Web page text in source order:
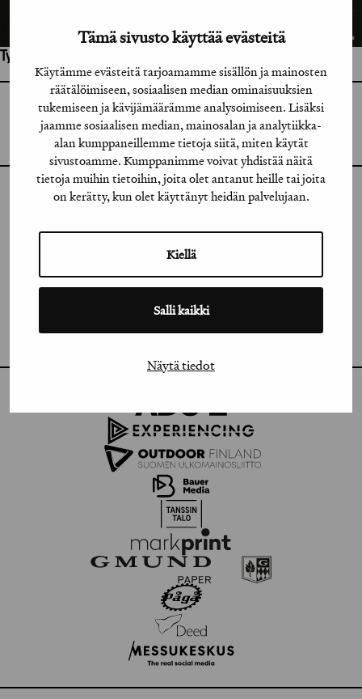
Tämä sivusto käyttää evästeitä
Käytämme evästeitä tarjoamamme sisällön ja mainosten
räätälöimiseen, sosiaalisen median ominaisuuksien
tukemiseen ja kävijämäärämme analysoimiseen. Lisäksi
jaamme sosiaalisen median, mainosalan ja analytiikka-
alan kumppaneillemme tietoja siitä, miten käytät
sivustoamme. Kumppanimme voivat yhdistää näitä
tietoja muihin tietoihin, joita olet antanut heille tai joita
on kerätty, kun olet käyttänyt heidän palvelujaan.
Kiellä
Salli kaikki
Näytä tiedot
Työhön osallistuneet henkilöt / tahot:
GRAFIA RY
UUDENMAANKATU 11 B 9,
00120 HELSINKI
INSTAGRAM
LINKEDIN
VIMEO
FLICKR